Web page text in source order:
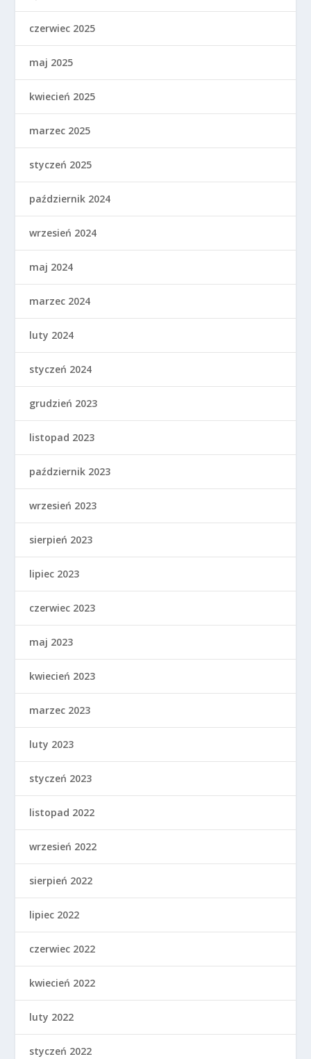
czerwiec 2025
maj 2025
kwiecień 2025
marzec 2025
styczeń 2025
październik 2024
wrzesień 2024
maj 2024
marzec 2024
luty 2024
styczeń 2024
grudzień 2023
listopad 2023
październik 2023
wrzesień 2023
sierpień 2023
lipiec 2023
czerwiec 2023
maj 2023
kwiecień 2023
marzec 2023
luty 2023
styczeń 2023
listopad 2022
wrzesień 2022
sierpień 2022
lipiec 2022
czerwiec 2022
kwiecień 2022
luty 2022
styczeń 2022